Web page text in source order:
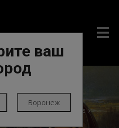
ваш
Воронеж
ПАТРОНЫ НАРЕЗНЫЕ